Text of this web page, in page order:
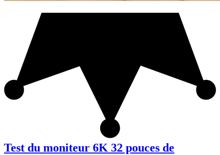
Test du moniteur 6K 32 pouces de